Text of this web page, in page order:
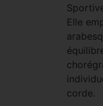
Elle
corde.